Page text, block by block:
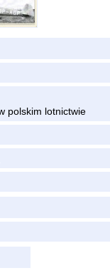
polskim lotnictwie